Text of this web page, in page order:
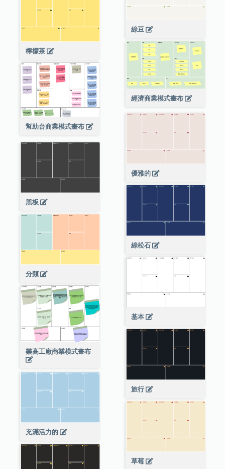
綠豆
檸檬茶
經濟商業模式畫布
幫助台商業模式畫布
優雅的
黑板
綠松石
分類
基本
樂高工廠商業模式畫布
旅行
充滿活力的
草莓